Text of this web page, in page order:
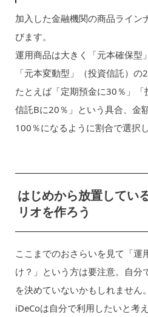
加入した金融機関の商品ライン
びます。
運用商品は大きく「元本確保型
「元本変動型」（投資信託）の
たとえば「定期預金に30％」
信託Bに20％」という具合、金
100％になるように割合で選択し
はじめから放置してい
リオを作ろう
ここまでのおさらいを見て「運
け？」という方は要注意。自分
を決めていないかもしれません。
iDeCoは自分で利用したいと考